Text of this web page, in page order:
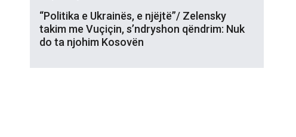
“Politika e Ukrainës, e njëjtë”/ Zelensky
takim me Vuçiçin, s’ndryshon qëndrim: Nuk
do ta njohim Kosovën